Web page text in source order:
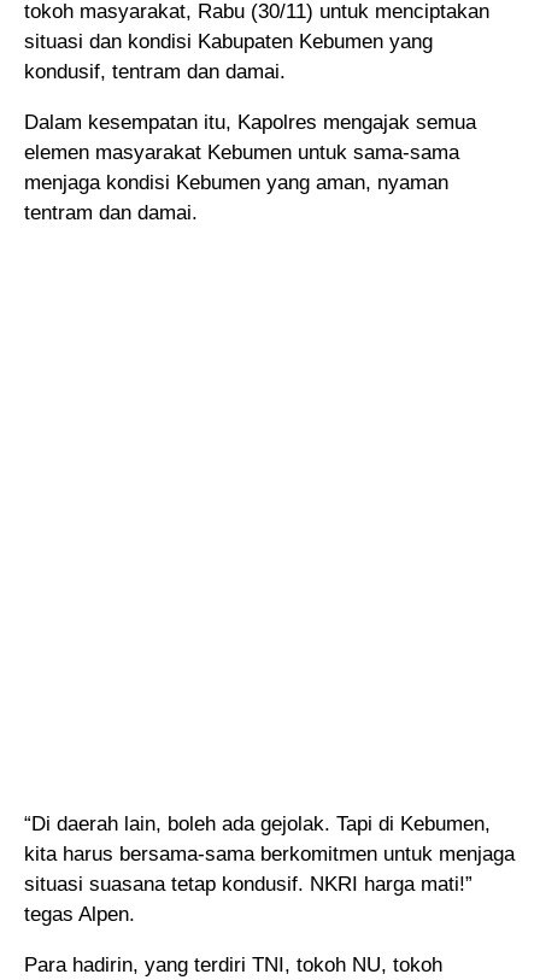
tokoh masyarakat, Rabu (30/11) untuk menciptakan
situasi dan kondisi Kabupaten Kebumen yang
kondusif, tentram dan damai.
Dalam kesempatan itu, Kapolres mengajak semua
elemen masyarakat Kebumen untuk sama-sama
menjaga kondisi Kebumen yang aman, nyaman
tentram dan damai.
“Di daerah lain, boleh ada gejolak. Tapi di Kebumen,
kita harus bersama-sama berkomitmen untuk menjaga
situasi suasana tetap kondusif. NKRI harga mati!”
tegas Alpen.
Para hadirin, yang terdiri TNI, tokoh NU, tokoh